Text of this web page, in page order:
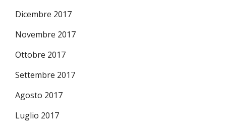
Dicembre 2017
Novembre 2017
Ottobre 2017
Settembre 2017
Agosto 2017
Luglio 2017